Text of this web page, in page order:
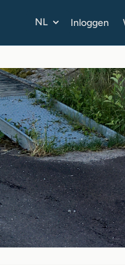
NL Inloggen